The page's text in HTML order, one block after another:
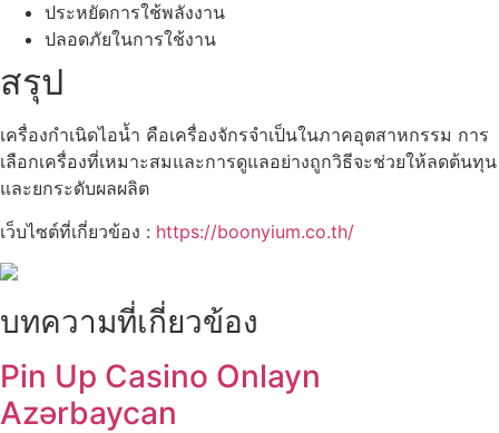
ประหยัดการใช้พลังงาน
ปลอดภัยในการใช้งาน
สรุป
เครื่องกำเนิดไอน้ำ คือเครื่องจักรจำเป็นในภาคอุตสาหกรรม การ
เลือกเครื่องที่เหมาะสมและการดูแลอย่างถูกวิธีจะช่วยให้ลดต้นทุน
และยกระดับผลผลิต
เว็บไซต์ที่เกี่ยวข้อง : https://boonyium.co.th/
บทความที่เกี่ยวข้อง
Pin Up Casino Onlayn
Azərbaycan